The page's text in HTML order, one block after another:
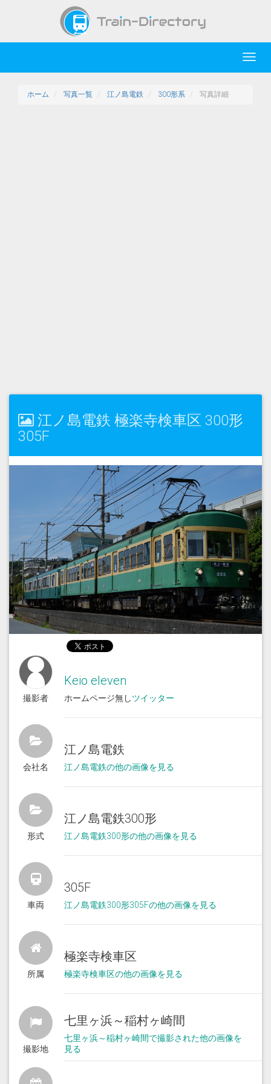
ホーム 写真一覧 江ノ島電鉄 300形系 写真詳細
江ノ島電鉄 極楽寺検車区 300形
305F
撮影者
Keio eleven
ホームページ無しツイッター
会社名
江ノ島電鉄
江ノ島電鉄の他の画像を見る
形式
江ノ島電鉄300形
江ノ島電鉄300形の他の画像を見る
車両
305F
江ノ島電鉄300形305Fの他の画像を見る
所属
極楽寺検車区
極楽寺検車区の他の画像を見る
撮影地
七里ヶ浜～稲村ヶ崎間
七里ヶ浜～稲村ヶ崎間で撮影された他の画像を
見る